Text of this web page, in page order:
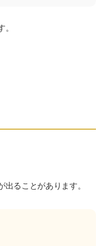
ることがあります。